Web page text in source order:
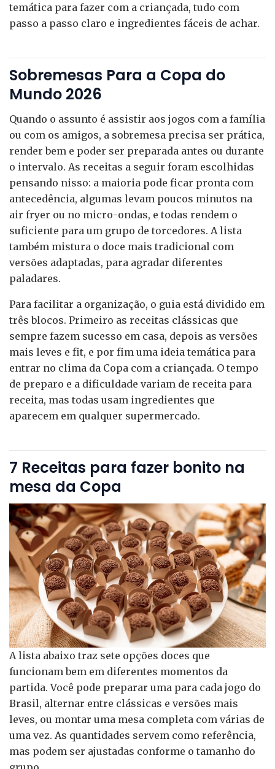
temática para fazer com a criançada, tudo com
passo a passo claro e ingredientes fáceis de achar.
Sobremesas Para a Copa do
Mundo 2026
Quando o assunto é assistir aos jogos com a família
ou com os amigos, a sobremesa precisa ser prática,
render bem e poder ser preparada antes ou durante
o intervalo. As receitas a seguir foram escolhidas
pensando nisso: a maioria pode ficar pronta com
antecedência, algumas levam poucos minutos na
air fryer ou no micro-ondas, e todas rendem o
suficiente para um grupo de torcedores. A lista
também mistura o doce mais tradicional com
versões adaptadas, para agradar diferentes
paladares.
Para facilitar a organização, o guia está dividido em
três blocos. Primeiro as receitas clássicas que
sempre fazem sucesso em casa, depois as versões
mais leves e fit, e por fim uma ideia temática para
entrar no clima da Copa com a criançada. O tempo
de preparo e a dificuldade variam de receita para
receita, mas todas usam ingredientes que
aparecem em qualquer supermercado.
7 Receitas para fazer bonito na
mesa da Copa
A lista abaixo traz sete opções doces que
funcionam bem em diferentes momentos da
partida. Você pode preparar uma para cada jogo do
Brasil, alternar entre clássicas e versões mais
leves, ou montar uma mesa completa com várias de
uma vez. As quantidades servem como referência,
mas podem ser ajustadas conforme o tamanho do